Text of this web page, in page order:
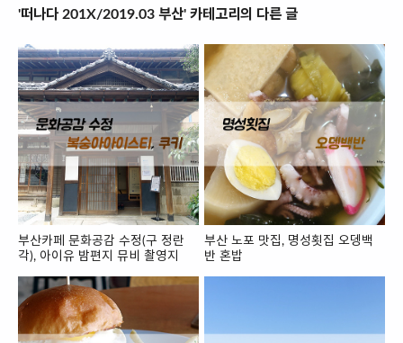
'떠나다 201X/2019.03 부산' 카테고리의 다른 글
부산카페 문화공감 수정(구 정란
각), 아이유 밤편지 뮤비 촬영지
부산 노포 맛집, 명성횟집 오뎅백
반 혼밥